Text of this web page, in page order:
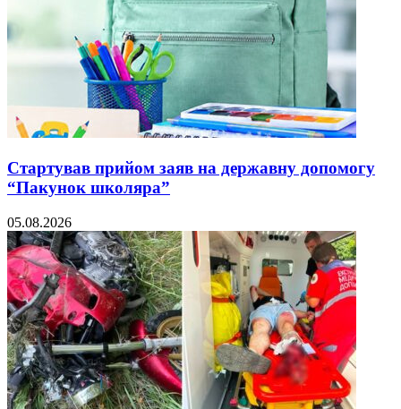
Стартував прийом заяв на державну допомогу
“Пакунок школяра”
05.08.2026